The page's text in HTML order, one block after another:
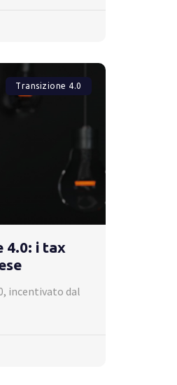
Transizione 4.0
4.0: i tax
incentivato dal